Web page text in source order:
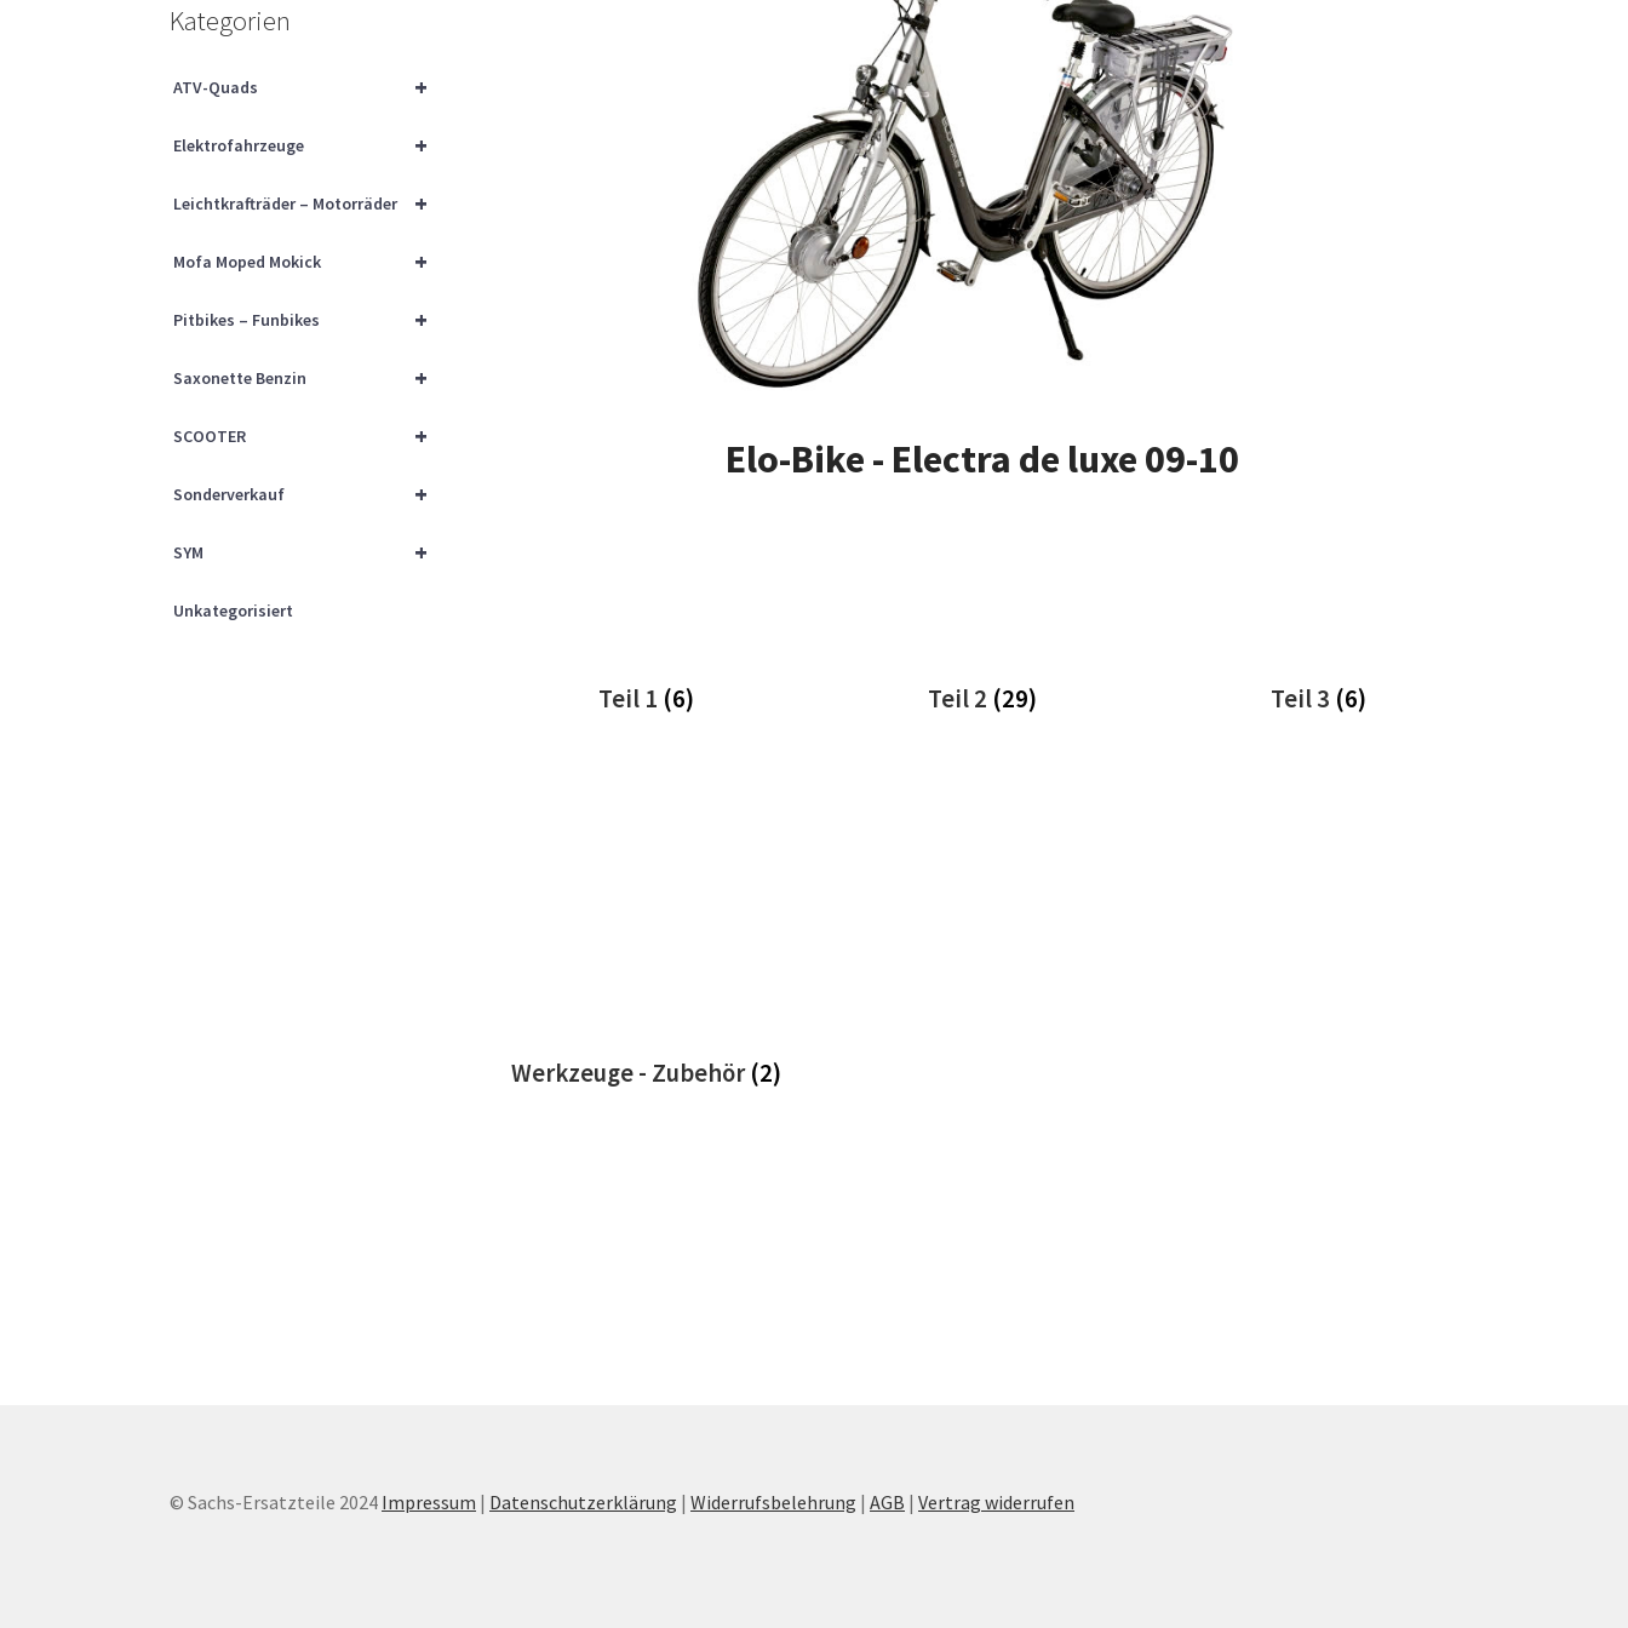
Elo-Bike - Electra de luxe 09-10
Teil 1 (6) Teil 2 (29) Teil 3 (6)
Werkzeuge - Zubehör(2)
Kategorien
+
ATV-Quads
+
Elektrofahrzeuge
+
Leichtkrafträder – Motorräder
+
Mofa Moped Mokick
+
Pitbikes – Funbikes
+
Saxonette Benzin
+
SCOOTER
+
Sonderverkauf
+
SYM
Unkategorisiert
© Sachs-Ersatzteile 2024 Impressum | Datenschutzerklärung |Widerrufsbelehrung |AGB |Vertrag widerrufen